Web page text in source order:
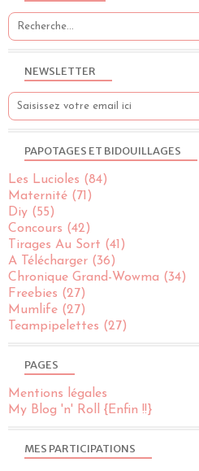
NEWSLETTER
PAGES
Mentions légales
My Blog 'n' Roll {Enfin !!}
PAPOTAGES ET BIDOUILLAGES
Les Lucioles (84)
Maternité (71)
Diy (55)
Concours (42)
Tirages Au Sort (41)
A Télécharger (36)
Chronique Grand-Wowma (34)
Freebies (27)
Mumlife (27)
Teampipelettes (27)
MES PARTICIPATIONS